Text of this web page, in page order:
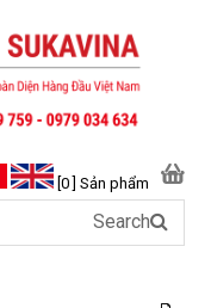
[0 ] Sản phẩm
Search